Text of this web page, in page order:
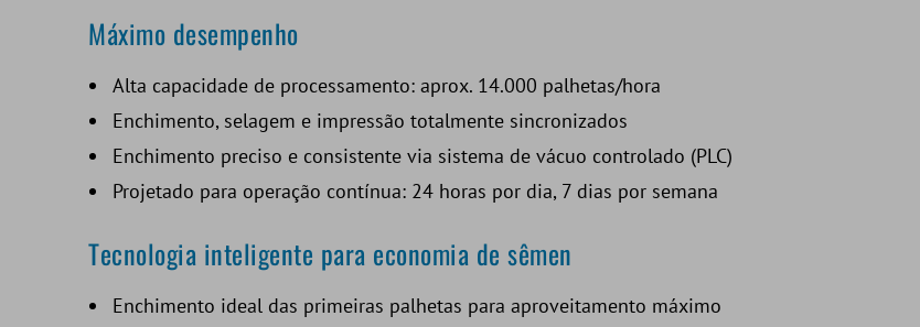
Máximo desempenho
Alta capacidade de processamento: aprox. 14.000 palhetas/hora
Enchimento, selagem e impressão totalmente sincronizados
Enchimento preciso e consistente via sistema de vácuo controlado (PLC)
Projetado para operação contínua: 24 horas por dia, 7 dias por semana
Tecnologia inteligente para economia de sêmen
Enchimento ideal das primeiras palhetas para aproveitamento máximo